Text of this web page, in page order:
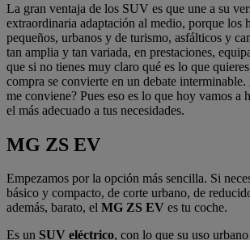
La gran ventaja de los SUV es que une a su
extraordinaria adaptación al medio, porque los
pequeños, urbanos y de turismo, asfálticos y
tan amplia y tan variada, en prestaciones,
que si no tienes muy claro qué es lo que
compra se convierte en un debate interminable.
me conviene? Pues eso es lo que hoy vamos a
el más adecuado a tus necesidades.
MG ZS EV
Empezamos por la opción más sencilla. Si
básico y compacto, de corte urbano, de
además, barato, el MG ZS EV es tu coche.
Es un SUV eléctrico, con lo que su uso